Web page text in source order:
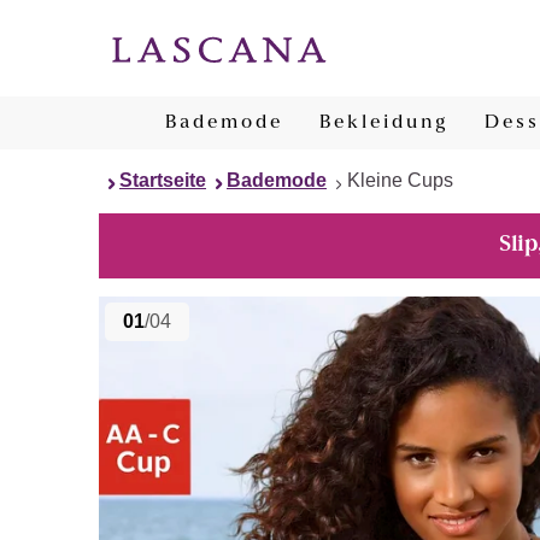
Bademode Bekleidung
Startseite Bademode Kleine Cups
01/04